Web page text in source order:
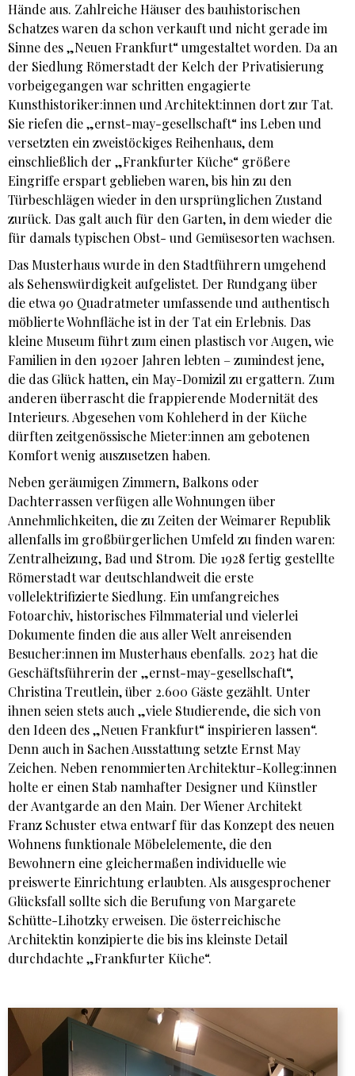
Hände aus. Zahlreiche Häuser des bauhistorischen
Schatzes waren da schon verkauft und nicht gerade im
Sinne des „Neuen Frankfurt“ umgestaltet worden. Da an
der Siedlung Römerstadt der Kelch der Privatisierung
vorbeigegangen war schritten engagierte
Kunsthistoriker:innen und Architekt:innen dort zur Tat.
Sie riefen die „ernst-may-gesellschaft“ ins Leben und
versetzten ein zweistöckiges Reihenhaus, dem
einschließlich der „Frankfurter Küche“ größere
Eingriffe erspart geblieben waren, bis hin zu den
Türbeschlägen wieder in den ursprünglichen Zustand
zurück. Das galt auch für den Garten, in dem wieder die
für damals typischen Obst- und Gemüsesorten wachsen.
Das Musterhaus wurde in den Stadtführern umgehend
als Sehenswürdigkeit aufgelistet. Der Rundgang über
die etwa 90 Quadratmeter umfassende und authentisch
möblierte Wohnfläche ist in der Tat ein Erlebnis. Das
kleine Museum führt zum einen plastisch vor Augen, wie
Familien in den 1920er Jahren lebten – zumindest jene,
die das Glück hatten, ein May-Domizil zu ergattern. Zum
anderen überrascht die frappierende Modernität des
Interieurs. Abgesehen vom Kohleherd in der Küche
dürften zeitgenössische Mieter:innen am gebotenen
Komfort wenig auszusetzen haben.
Neben geräumigen Zimmern, Balkons oder
Dachterrassen verfügen alle Wohnungen über
Annehmlichkeiten, die zu Zeiten der Weimarer Republik
allenfalls im großbürgerlichen Umfeld zu finden waren:
Zentralheizung, Bad und Strom. Die 1928 fertig gestellte
Römerstadt war deutschlandweit die erste
vollelektrifizierte Siedlung. Ein umfangreiches
Fotoarchiv, historisches Filmmaterial und vielerlei
Dokumente finden die aus aller Welt anreisenden
Besucher:innen im Musterhaus ebenfalls. 2023 hat die
Geschäftsführerin der „ernst-may-gesellschaft“,
Christina Treutlein, über 2.600 Gäste gezählt. Unter
ihnen seien stets auch „viele Studierende, die sich von
den Ideen des „Neuen Frankfurt“ inspirieren lassen“.
Denn auch in Sachen Ausstattung setzte Ernst May
Zeichen. Neben renommierten Architektur-Kolleg:innen
holte er einen Stab namhafter Designer und Künstler
der Avantgarde an den Main. Der Wiener Architekt
Franz Schuster etwa entwarf für das Konzept des neuen
Wohnens funktionale Möbelelemente, die den
Bewohnern eine gleichermaßen individuelle wie
preiswerte Einrichtung erlaubten. Als ausgesprochener
Glücksfall sollte sich die Berufung von Margarete
Schütte-Lihotzky erweisen. Die österreichische
Architektin konzipierte die bis ins kleinste Detail
durchdachte „Frankfurter Küche“.